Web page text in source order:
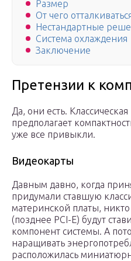
Размер
От чего
Нестандартные
Система охлаждения
Заключение
Претензии к
Да, они есть.
предполагает
уже все привыкли.
Видеокарты
Давным давно, когда
придумали ставшую
материнской платы, никто
(позднее PCI-E) будут
компонент системы. А
наращивать
расположилась